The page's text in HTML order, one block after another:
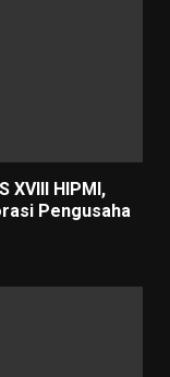
XVIII HIPMI,
Pengusaha